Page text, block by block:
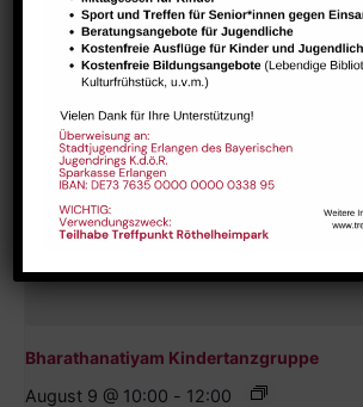
Bharathanatiyam Kindertanzgruppe
August 9 @ 10:00 - 12:00